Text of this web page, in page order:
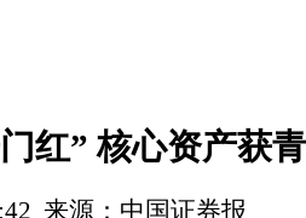
红” 核心资产获
来源：中国证券报